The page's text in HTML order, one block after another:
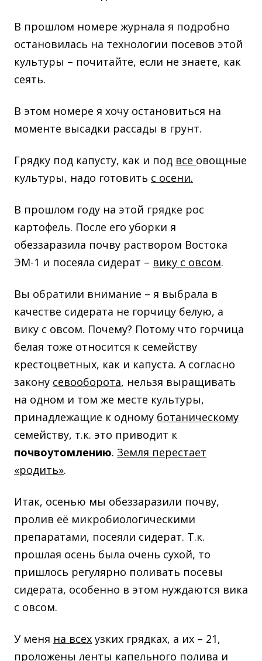
В прошлом номере журнала я подробно
остановилась на технологии посевов этой
культуры – почитайте, если не знаете, как
сеять.
В этом номере я хочу остановиться на
моменте высадки рассады в грунт.
Грядку под капусту, как и под все овощные
культуры, надо готовить с осени.
В прошлом году на этой грядке рос
картофель. После его уборки я
обеззаразила почву раствором Востока
ЭМ-1 и посеяла сидерат – вику с овсом.
Вы обратили внимание – я выбрала в
качестве сидерата не горчицу белую, а
вику с овсом. Почему? Потому что горчица
белая тоже относится к семейству
крестоцветных, как и капуста. А согласно
закону севооборота, нельзя выращивать
на одном и том же месте культуры,
принадлежащие к одному ботаническому
семейству, т.к. это приводит к
почвоутомлению. Земля перестает
«родить».
Итак, осенью мы обеззаразили почву,
пролив её микробиологическими
препаратами, посеяли сидерат. Т.к.
прошлая осень была очень сухой, то
пришлось регулярно поливать посевы
сидерата, особенно в этом нуждаются вика
с овсом.
У меня на всех узких грядках, а их – 21,
проложены ленты капельного полива и